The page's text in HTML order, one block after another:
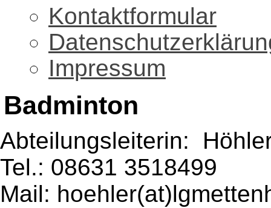
Kontaktformular
Impressum
Badminton
Abteilungsleiterin:
Tel.: 08631 3518499
Mail: